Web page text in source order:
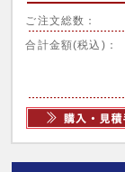
ご注文総数：
合計金額(税込)：